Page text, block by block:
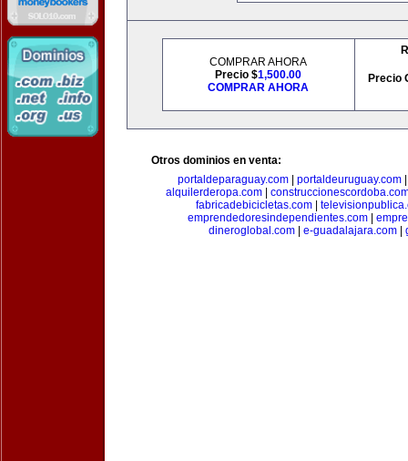
COMPRAR AHORA
Precio $1,500.00
COMPRAR AHORA
Precio
Otros dominios en venta:
portaldeparaguay.com| portaldeuruguay.com
alquilerderopa.com|
fabricadebicicletas.com
emprendedoresindependientes.com|
dineroglobal.com
e-guadalajara.com